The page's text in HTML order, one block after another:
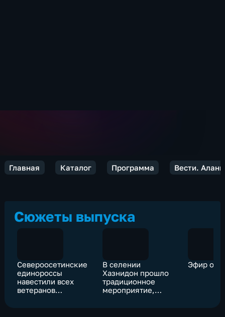
Главная Каталог Программа Вести.
Сюжеты выпуска
Североосетинские
единороссы
навестили всех
ветеранов
В селении
Хазнидон прошло
традиционное
мероприятие,
Эфир от